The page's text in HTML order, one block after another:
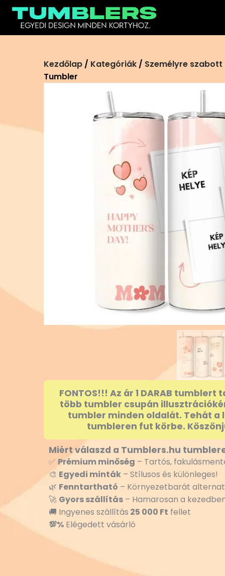
Ugrás
tartalomra
Kezdőlap / Kategóriák / Személyre szabott
Tumbler
FONTOS!!! Az ár 1 DARAB
több tumbler csupán
tumbler minden oldalát. Tehát
tumbleren fut körbe.
Miért válaszd a Tumblers.hu
✅ Prémium minőség – Tartós,
🎨 Egyedi minták – Stílusos és különleges!
🌿 Fenntartható – Környezetbarát
🚀 Gyors szállítás – Hamarosan a
🚚 Ingyenes szállítás 25 000 Ft fellet
💯% Elégedett vásárló